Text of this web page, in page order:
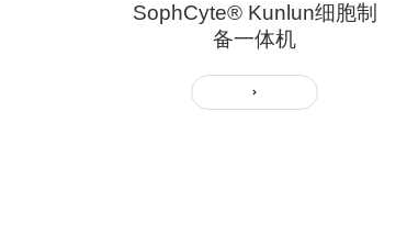
SophCyte® Kunlun细胞制
备一体机